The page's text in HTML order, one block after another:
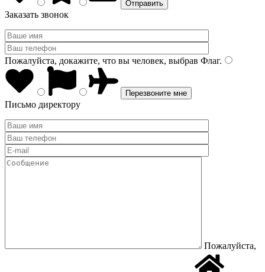
Заказать звонок
Пожалуйста, докажите, что вы человек, выбрав Флаг.
Письмо директору
Пожалуйста,